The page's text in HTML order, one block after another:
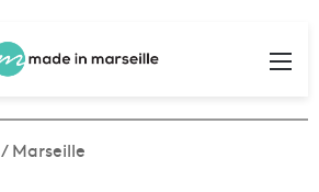
/Marseille